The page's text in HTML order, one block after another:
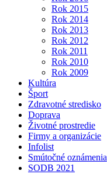
Rok 2015
Rok 2014
Rok 2013
Rok 2012
Rok 2011
Rok 2010
Rok 2009
Kultúra
Šport
Zdravotné stredisko
Doprava
Životné prostredie
Firmy a organizácie
Infolist
Smútočné oznámenia
SODB 2021